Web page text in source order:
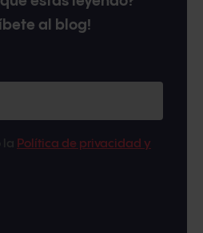
al blog!
Política de privacidad y